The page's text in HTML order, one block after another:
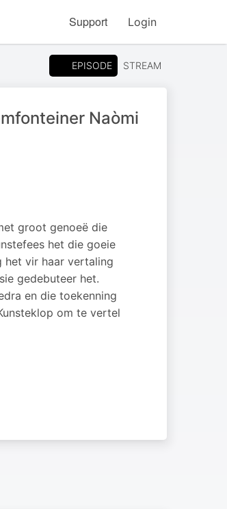
Support Login
EPISODE STREAM
Naòmi
groot genoeë die
het die goeie
het vir haar vertaling
gedebuteer het.
en die toekenning
om te vertel